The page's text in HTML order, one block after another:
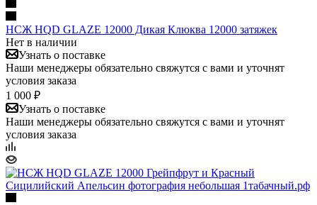
НСЖ HQD GLAZE 12000 Дикая Клюква 12000 затяжек
Нет в наличии
Узнать о поставке
Наши менеджеры обязательно свяжутся с вами и уточнят
условия заказа
1 000 ₽
Узнать о поставке
Наши менеджеры обязательно свяжутся с вами и уточнят
условия заказа